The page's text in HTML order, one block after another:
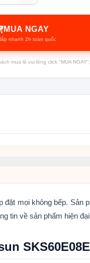
MUA NGAY
nhanh 2h toàn quốc
mua lẻ vui lòng click "MUA
mọi không bếp. Sản
tin về sản phẩm hiện